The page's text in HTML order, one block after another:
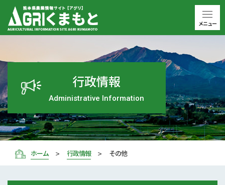
行政情報
Administrative Information
ホーム 行政情報 その他
メニュー